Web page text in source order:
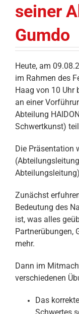
seiner
Gumdo
Heute, am
im Rahmen des
Haag von 10 Uhr
an einer
Abteilung
Schwertkunst)
Die Präsentation
Zunächst
Bedeutung des
ist, was alles
Partnerübungen,
mehr.
Dann im
verschiedenen
Das